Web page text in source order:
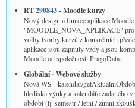
RT290843- Moodle kurzy
Nový design a funkce aplikace
"MOODLE_NOVA_APLIKACE" pro
volby tvorby kurzů z konkrétních
aplikace jsou zapnuty vždy a jsou
Moodle od společnosti PragoData.
Globální­ - Webové služby
Nová WS - kalendar/
hlediska výuky a kalendáře zadaného
období (tj. semestr / letní / zimní